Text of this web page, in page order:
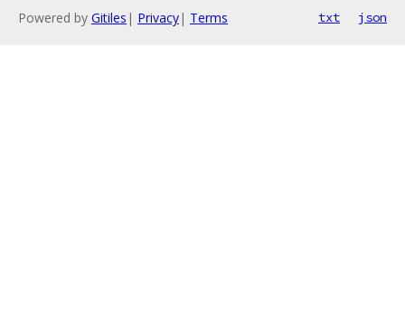
Powered by Gitiles | Privacy| Terms txt json